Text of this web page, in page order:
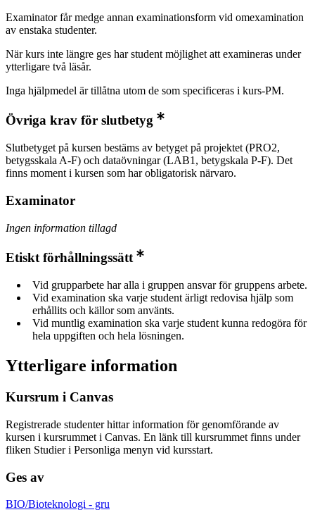
Examinator får medge annan examinationsform vid omexamination
av enstaka studenter.
När kurs inte längre ges har student möjlighet att examineras under
ytterligare två läsår.
Inga hjälpmedel är tillåtna utom de som specificeras i kurs-PM.
Övriga krav för slutbetyg
Slutbetyget på kursen bestäms av betyget på projektet (PRO2,
betygsskala A-F) och dataövningar (LAB1, betygskala P-F). Det
finns moment i kursen som har obligatorisk närvaro.
Examinator
Ingen information tillagd
Etiskt förhållningssätt
Vid grupparbete har alla i gruppen ansvar för gruppens arbete.
Vid examination ska varje student ärligt redovisa hjälp som
erhållits och källor som använts.
Vid muntlig examination ska varje student kunna redogöra för
hela uppgiften och hela lösningen.
Ytterligare information
Kursrum i Canvas
Registrerade studenter hittar information för genomförande av
kursen i kursrummet i Canvas. En länk till kursrummet finns under
fliken Studier i Personliga menyn vid kursstart.
Ges av
BIO/Bioteknologi - gru